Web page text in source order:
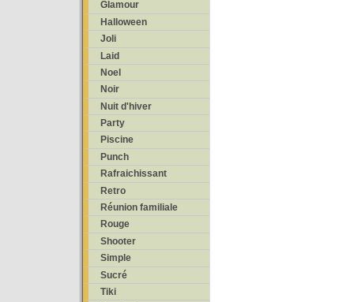
Glamour
Halloween
Joli
Laid
Noel
Noir
Nuit d'hiver
Party
Piscine
Punch
Rafraichissant
Retro
Réunion familiale
Rouge
Shooter
Simple
Sucré
Tiki